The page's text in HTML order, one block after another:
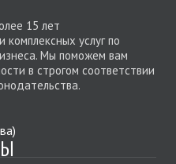
15 лет
комплексных услуг по
Мы поможем вам
в строгом соответствии